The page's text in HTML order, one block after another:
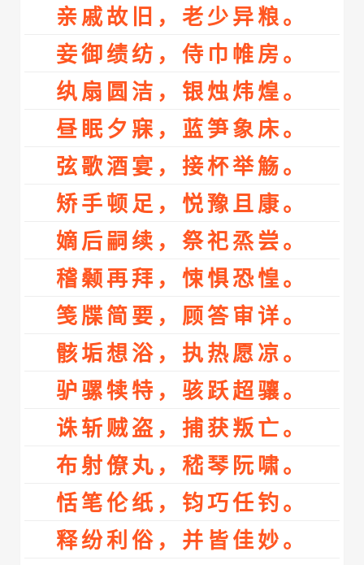
亲戚故旧，老少异粮。
妾御绩纺，侍巾帷房。
纨扇圆洁，银烛炜煌。
昼眠夕寐，蓝笋象床。
弦歌酒宴，接杯举觞。
矫手顿足，悦豫且康。
嫡后嗣续，祭祀烝尝。
稽颡再拜，悚惧恐惶。
笺牒简要，顾答审详。
骸垢想浴，执热愿凉。
驴骡犊特，骇跃超骧。
诛斩贼盗，捕获叛亡。
布射僚丸，嵇琴阮啸。
恬笔伦纸，钧巧任钓。
释纷利俗，并皆佳妙。